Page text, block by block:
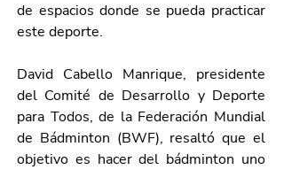
de espacios donde se pueda practicar
este deporte.
David Cabello Manrique, presidente
del Comité de Desarrollo y Deporte
para Todos, de la Federación Mundial
de Bádminton (BWF), resaltó que el
objetivo es hacer del bádminton uno